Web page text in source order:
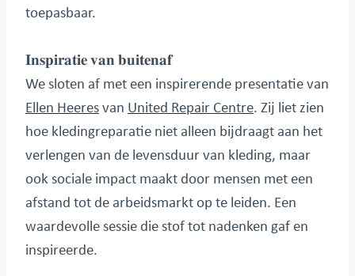
toepasbaar.
𝐈𝐧𝐬𝐩𝐢𝐫𝐚𝐭𝐢𝐞 𝐯𝐚𝐧 𝐛𝐮𝐢𝐭𝐞𝐧𝐚𝐟
We sloten af met een inspirerende presentatie van
Ellen Heeresvan United Repair Centre. Zij liet zien
hoe kledingreparatie niet alleen bijdraagt aan het
verlengen van de levensduur van kleding, maar
ook sociale impact maakt door mensen met een
afstand tot de arbeidsmarkt op te leiden. Een
waardevolle sessie die stof tot nadenken gaf en
inspireerde.